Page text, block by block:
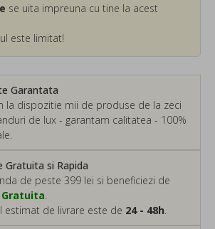
Garantata
la dispozitie mii de produse de la zeci
de lux - garantam calitatea - 100%
se uita impreuna cu tine la acest
este limitat!
Gratuita si Rapida
de peste 399 lei si beneficiezi de
Gratuita
estimat de livrare este de 24 - 48h